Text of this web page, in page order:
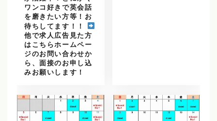
ワンコ好きで英会話
を磨きたい方等！お
待ちしてます！！
他で求人広告見た方
はこちらホームペー
ジのお問い合わせか
ら、面接のお申し込
みお願いします！